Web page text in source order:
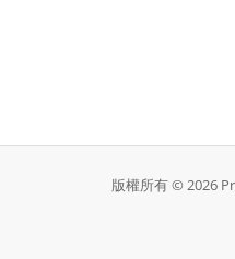
版權所有 © 2026